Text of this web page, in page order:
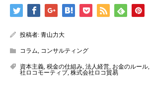
投稿者: 青山力大
コラム, コンサルティング
資本主義, 税金の仕組み, 法人経営, お金のルール,
社ロコモーティブ, 株式会社ロコ貿易